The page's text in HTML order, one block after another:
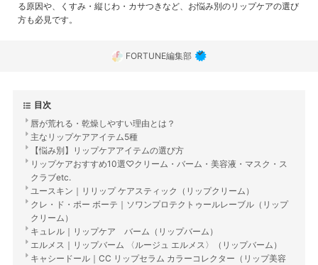
る原因や、くすみ・縦じわ・カサつきなど、お悩み別のリップケアの選び
方も必見です。
FORTUNE編集部
目次
唇が荒れる・乾燥しやすい理由とは？
主なリップケアアイテム5種
【悩み別】リップケアアイテムの選び方
リップケアおすすめ10選♡クリーム・バーム・美容液・マスク・ス
クラブetc.
ユースキン｜リリップ ケアスティック（リップクリーム）
クレ・ド・ポー ボーテ｜ソワンプロテクトゥールレーブル（リップ
クリーム）
キュレル｜リップケア バーム（リップバーム）
エルメス｜リップバーム 〈ルージュ エルメス〉（リップバーム）
キャシードール｜CC リップセラム カラーコレクター（リップ美容